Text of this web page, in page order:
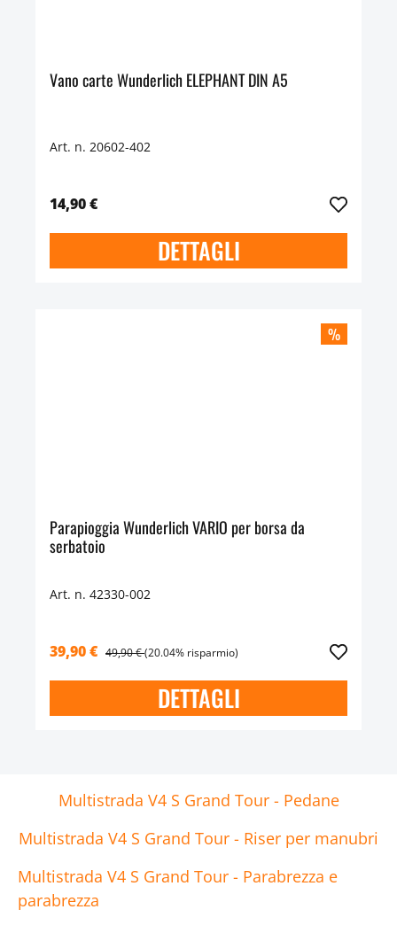
Vano carte Wunderlich ELEPHANT DIN A5
Art. n. 20602-402
14,90 €
DETTAGLI
%
Parapioggia Wunderlich VARIO per borsa da
serbatoio
Art. n. 42330-002
39,90 € 49,90 €(20.04% risparmio)
DETTAGLI
Multistrada V4 S Grand Tour - Pedane
Multistrada V4 S Grand Tour - Riser per manubri
Multistrada V4 S Grand Tour - Parabrezza e
parabrezza